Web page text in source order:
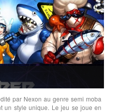
par Nexon au genre semi moba
un style unique. Le jeu se joue en